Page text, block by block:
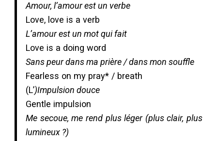
Amour, l’amour est un verbe
Love, love is a verb
L’amour est un mot qui fait
Love is a doing word
Sans peur dans ma prière / dans mon souffle
Fearless on my pray* / breath
(L’)Impulsion douce
Gentle impulsion
Me secoue, me rend plus léger (plus clair, plus
lumineux ?)